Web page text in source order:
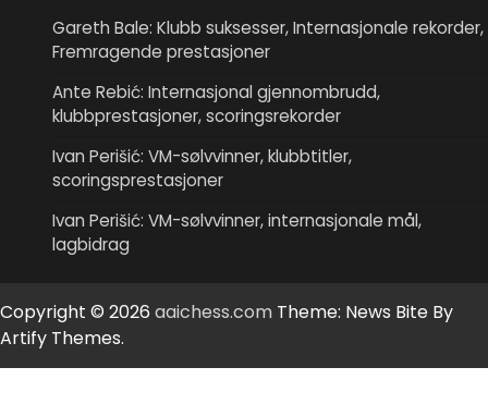
Gareth Bale: Klubb suksesser, Internasjonale rekorder,
Fremragende prestasjoner
Ante Rebić: Internasjonal gjennombrudd,
klubbprestasjoner, scoringsrekorder
Ivan Perišić: VM-sølvvinner, klubbtitler,
scoringsprestasjoner
Ivan Perišić: VM-sølvvinner, internasjonale mål,
lagbidrag
Copyright © 2026 aaichess.com Theme: News Bite By
Artify Themes.